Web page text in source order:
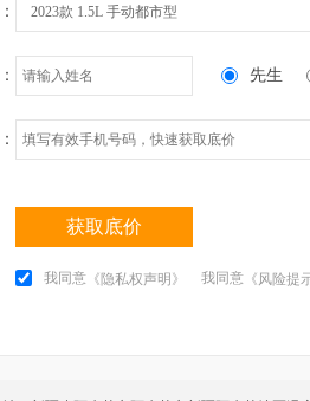
2023款 1.5L 手动都市型
先生
获取底价
我同意 《隐私权声明》 我同意 《风险提